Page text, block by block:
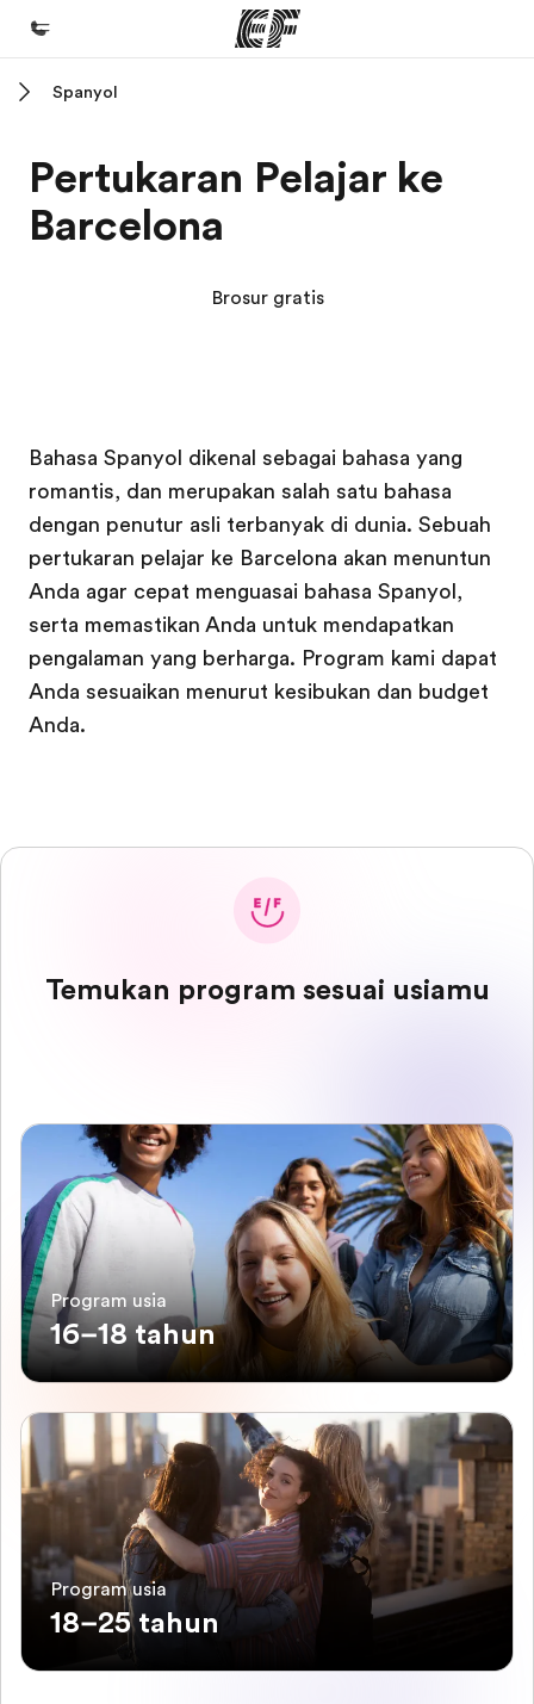
Daftar program
Lihat semua program
Karir
Bergabung dengan tim kami
Spanyol
Pertukaran Pelajar ke
Barcelona
Brosur gratis
Bahasa Spanyol dikenal sebagai bahasa yang
romantis, dan merupakan salah satu bahasa
dengan penutur asli terbanyak di dunia. Sebuah
pertukaran pelajar ke Barcelona akan menuntun
Anda agar cepat menguasai bahasa Spanyol,
serta memastikan Anda untuk mendapatkan
pengalaman yang berharga. Program kami dapat
Anda sesuaikan menurut kesibukan dan budget
Anda.
Temukan program sesuai usiamu
Program usia
16–18 tahun
Program usia
18–25 tahun